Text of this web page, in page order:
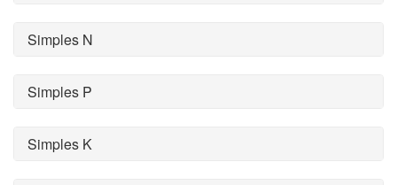
Simples N
Simples P
Simples K